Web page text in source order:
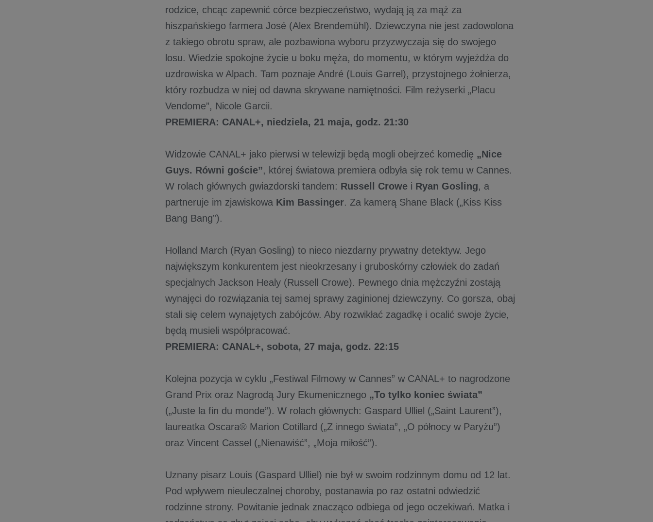
rodzice, chcąc zapewnić córce bezpieczeństwo, wydają ją za mąż za
hiszpańskiego farmera José (Alex Brendemühl). Dziewczyna nie jest zadowolona
z takiego obrotu spraw, ale pozbawiona wyboru przyzwyczaja się do swojego
losu. Wiedzie spokojne życie u boku męża, do momentu, w którym wyjeżdża do
uzdrowiska w Alpach. Tam poznaje André (Louis Garrel), przystojnego żołnierza,
który rozbudza w niej od dawna skrywane namiętności. Film reżyserki „Placu
Vendome”, Nicole Garcii.
PREMIERA: CANAL+, niedziela, 21 maja, godz. 21:30
​Widzowie CANAL+ jako pierwsi w telewizji będą mogli obejrzeć komedię „Nice
Guys. Równi goście”, której światowa premiera odbyła się rok temu w Cannes.
W rolach głównych gwiazdorski tandem: Russell Crowe i Ryan Gosling, a
partneruje im zjawiskowa Kim Bassinger. Za kamerą Shane Black („Kiss Kiss
Bang Bang”).
Holland March (Ryan Gosling) to nieco niezdarny prywatny detektyw. Jego
największym konkurentem jest nieokrzesany i gruboskórny człowiek do zadań
specjalnych Jackson Healy (Russell Crowe). Pewnego dnia mężczyźni zostają
wynajęci do rozwiązania tej samej sprawy zaginionej dziewczyny. Co gorsza, obaj
stali się celem wynajętych zabójców. Aby rozwikłać zagadkę i ocalić swoje życie,
będą musieli współpracować.
PREMIERA: CANAL+, sobota, 27 maja, godz. 22:15
Kolejna pozycja w cyklu „Festiwal Filmowy w Cannes” w CANAL+ to nagrodzone
Grand Prix oraz Nagrodą Jury Ekumenicznego „To tylko koniec świata”
(„Juste la fin du monde”). W rolach głównych: Gaspard Ulliel („Saint Laurent”),
laureatka Oscara® Marion Cotillard („Z innego świata”, „O północy w Paryżu”)
oraz Vincent Cassel („Nienawiść”, „Moja miłość”).
Uznany pisarz Louis (Gaspard Ulliel) nie był w swoim rodzinnym domu od 12 lat.
Pod wpływem nieuleczalnej choroby, postanawia po raz ostatni odwiedzić
rodzinne strony. Powitanie jednak znacząco odbiega od jego oczekiwań. Matka i